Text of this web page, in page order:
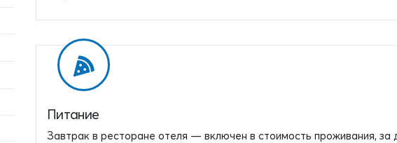
Питание
Завтрак в ресторане отеля — включен в стоимость проживания, за